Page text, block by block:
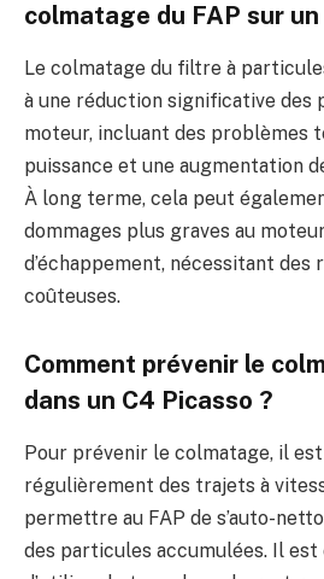
colmatage du FAP sur
Le colmatage du filtre à
à une réduction significative des
moteur, incluant des problèmes
puissance et une augmentation
À long terme, cela peut
dommages plus graves au
d’échappement, nécessitant des
coûteuses.
Comment prévenir le
dans un C4 Picasso ?
Pour prévenir le colmatage, il
régulièrement des trajets à
permettre au FAP de s’auto-
des particules accumulées. Il